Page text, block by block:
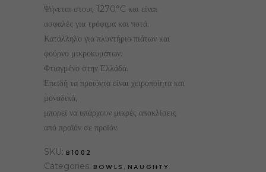
Ψήνεται στους 1270°C και είναι
ασφαλές για τρόφιμα και ποτά.
Κατάλληλο για πλυντήριο πιάτων και
φούρνο μικροκυμάτων.
Φτιαγμένο στην Ελλάδα.
Επειδή τα προϊόντα είναι χειροποίητα και
μοναδικά,
μπορεί να υπάρχουν μικρές αποκλίσεις
από προϊόν σε προϊόν.
SKU: B1002
Categories: BOWLS , NAUGHTY